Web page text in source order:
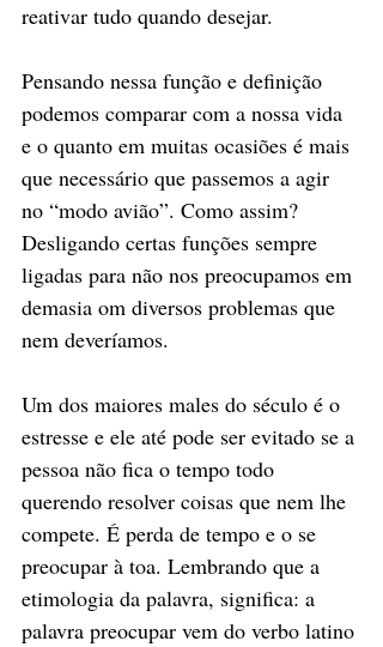
reativar tudo quando desejar.
Pensando nessa função e definição
podemos comparar com a nossa vida
e o quanto em muitas ocasiões é mais
que necessário que passemos a agir
no “modo avião”. Como assim?
Desligando certas funções sempre
ligadas para não nos preocupamos em
demasia om diversos problemas que
nem deveríamos.
Um dos maiores males do século é o
estresse e ele até pode ser evitado se a
pessoa não fica o tempo todo
querendo resolver coisas que nem lhe
compete. É perda de tempo e o se
preocupar à toa. Lembrando que a
etimologia da palavra, significa: a
palavra preocupar vem do verbo latino